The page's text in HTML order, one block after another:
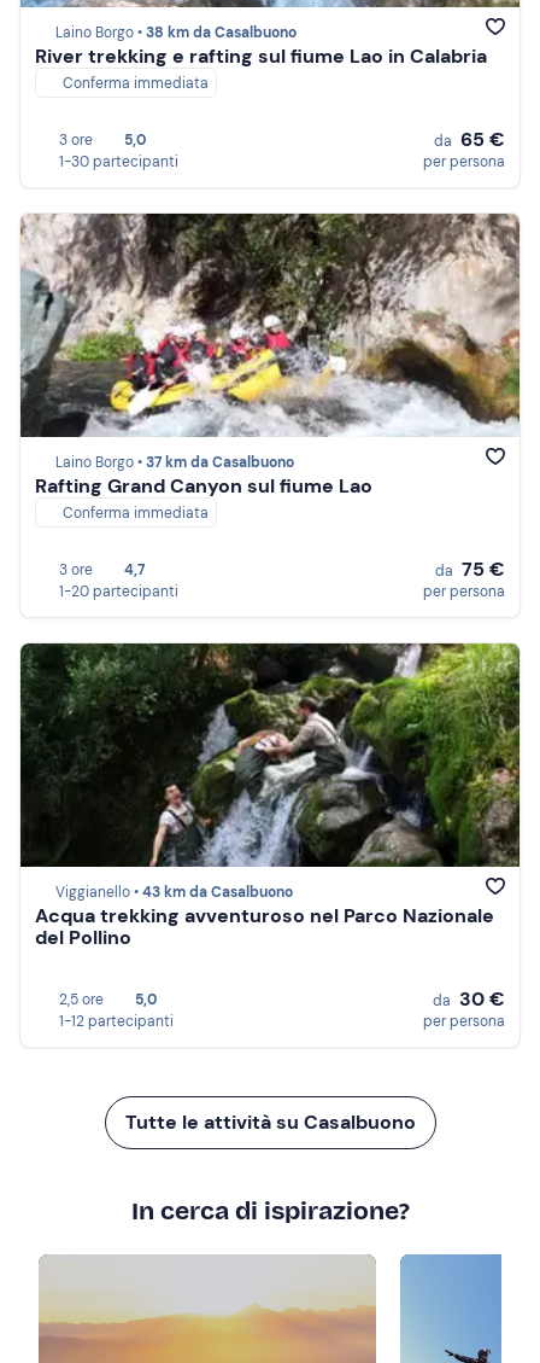
Laino Borgo •38 km da Casalbuono
River trekking e rafting sul fiume Lao in Calabria
Conferma immediata
3 ore
5,0
1-30 partecipanti
da 65 €
per persona
Laino Borgo •37 km da Casalbuono
Rafting Grand Canyon sul fiume Lao
Conferma immediata
3 ore
4,7
1-20 partecipanti
da 75 €
per persona
Viggianello •43 km da Casalbuono
Acqua trekking avventuroso nel Parco Nazionale
del Pollino
2,5 ore
5,0
1-12 partecipanti
da 30 €
per persona
Tutte le attività su Casalbuono
In cerca di ispirazione?